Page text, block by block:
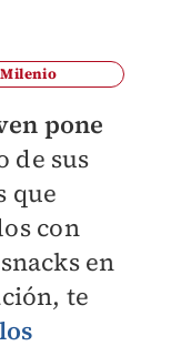
Milenio
pone
de sus
que
con
en
te
los